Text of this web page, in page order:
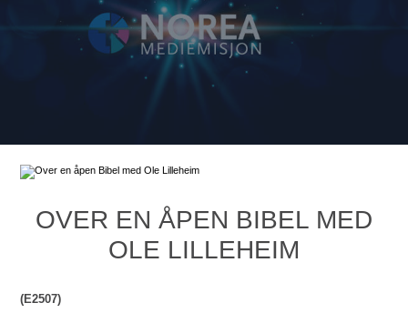
OVER EN ÅPEN BIBEL MED
OLE LILLEHEIM
(E2507)